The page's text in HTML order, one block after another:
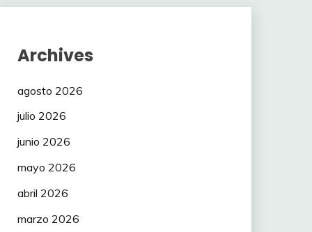
Archives
agosto 2026
julio 2026
junio 2026
mayo 2026
abril 2026
marzo 2026